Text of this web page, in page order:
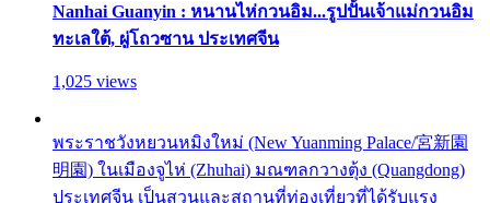
Nanhai Guanyin : หนานไห่กวนอิม...รูปปั้นเจ้าแม่กวนอิม
ทะเลใต้, ผู่โถวซาน ประเทศจีน
1,025 views
พระราชวังหยวนหมิงใหม่ (New Yuanming Palace/宮新園
明園) ในเมืองจูไห่ (Zhuhai) มณฑลกวางตุ้ง (Quangdong)
ประเทศจีน เป็นสวนและสถานที่ท่องเที่ยวที่ได้รับแรง